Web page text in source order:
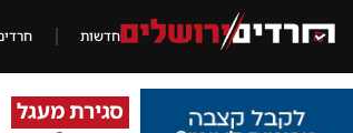
חדשות
סגירת מעגל